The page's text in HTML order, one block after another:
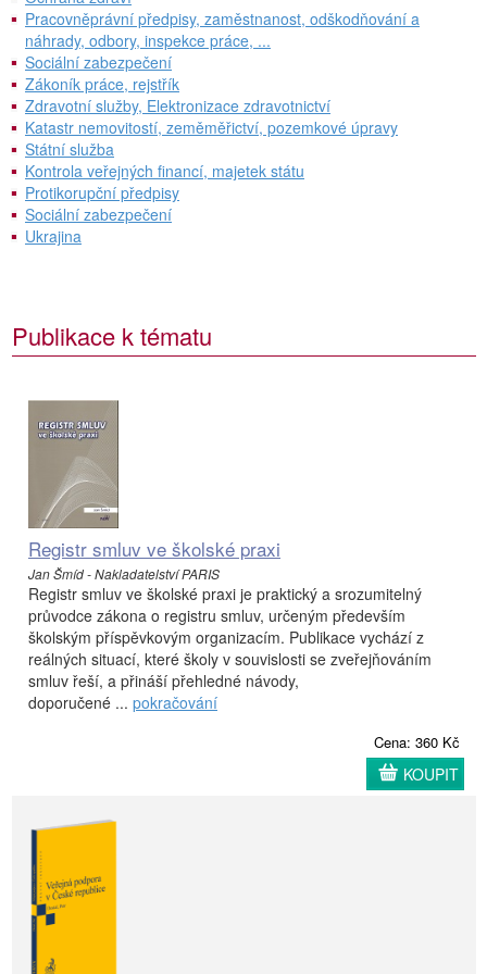
Pracovněprávní předpisy, zaměstnanost, odškodňování a
náhrady, odbory, inspekce práce, ...
Sociální zabezpečení
Zákoník práce, rejstřík
Zdravotní služby, Elektronizace zdravotnictví
Katastr nemovitostí, zeměměřictví, pozemkové úpravy
Státní služba
Kontrola veřejných financí, majetek státu
Protikorupční předpisy
Sociální zabezpečení
Ukrajina
Publikace k tématu
Registr smluv ve školské praxi
Jan Šmíd - Nakladatelství PARIS
Registr smluv ve školské praxi je praktický a srozumitelný
průvodce zákona o registru smluv, určeným především
školským příspěvkovým organizacím. Publikace vychází z
reálných situací, které školy v souvislosti se zveřejňováním
smluv řeší, a přináší přehledné návody,
doporučené ... pokračování
Cena: 360 Kč
KOUPIT